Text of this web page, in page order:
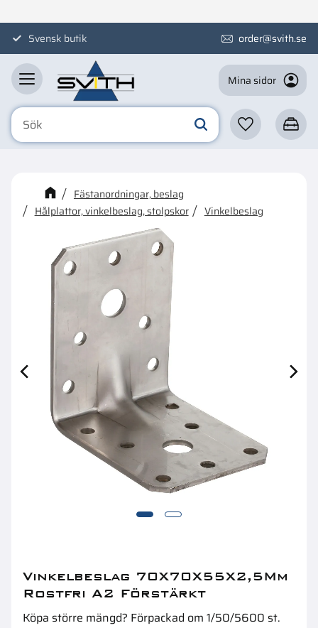
MenySvensk butik order@svith.se
Mina sidor
Favoriter
Kanske någon av dessa
produkter kan intressera dig?
Stolphatt 70X70Mm Varmförzinkad Knopp
Fästanordningar, beslag
Hålplattor, vinkelbeslag, stolpskor
Vinkelbeslag
Vinkelbeslag 70X70X55X2,5Mm
Rostfri A2 Förstärkt
Köpa större mängd? Förpackad om 1/50/5600 st.